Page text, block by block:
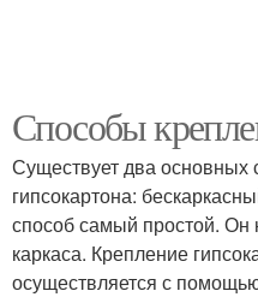
Способы
Существует два основных
гипсокартона:
способ самый простой. Он
каркаса. Крепление
осуществляется с